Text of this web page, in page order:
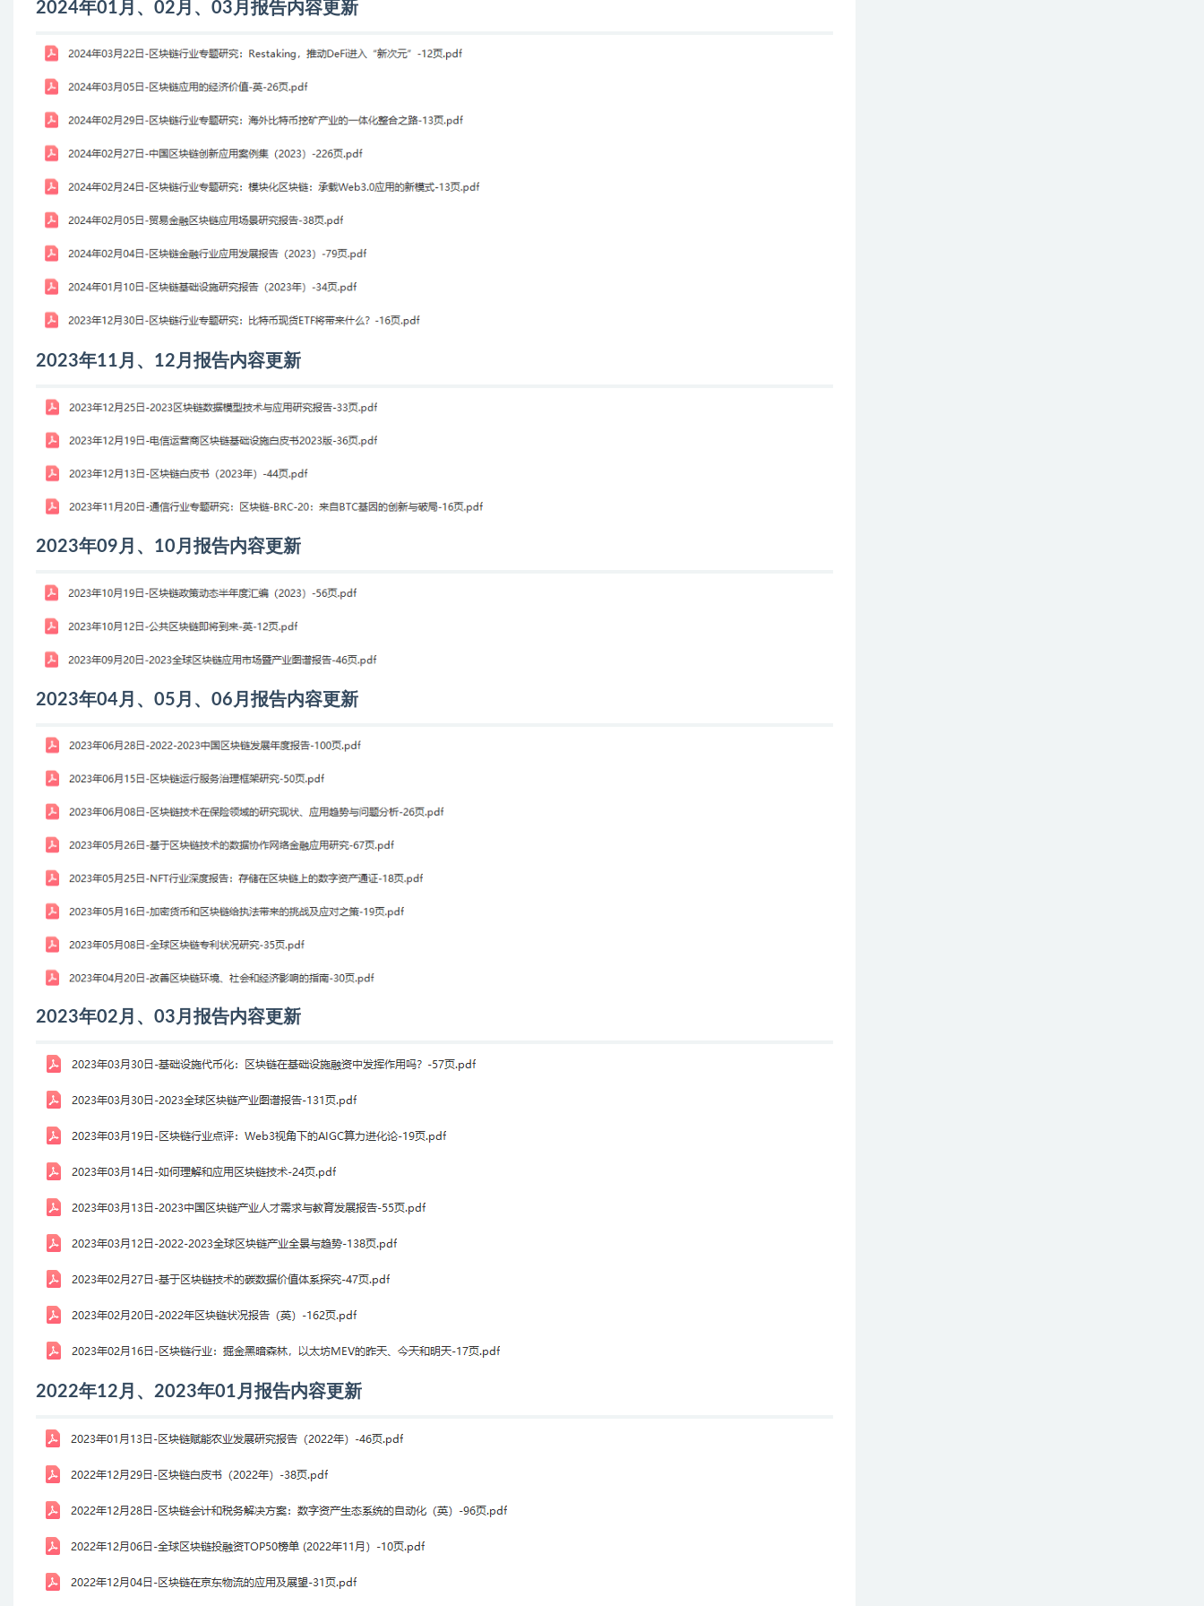
2024年01月、02月、03月报告内容更新
2023年11月、12月报告内容更新
2023年09月、10月报告内容更新
2023年04月、05月、06月报告内容更新
2023年02月、03月报告内容更新
2022年12月、2023年01月报告内容更新